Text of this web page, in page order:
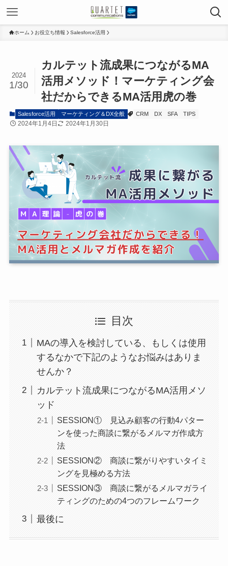
ホーム お役立ち情報 Salesforce活用
カルテット流成果につながるMA
活用メソッド！マーケティング会
社だからできるMA活用虎の巻
2024
1/30
Salesforce活用 マーケティング＆DX全般 CRM DX SFA TIPS
2024年1月4日 2024年1月30日
目次
MAの導入を検討している、もしくは使用
するなかで下記のようなお悩みはありま
せんか？
カルテット流成果につながるMA活用メソ
ッド
SESSION① 見込み顧客の行動4パター
ンを使った商談に繋がるメルマガ作成方
法
SESSION② 商談に繋がりやすいタイミ
ングを見極める方法
SESSION③ 商談に繋がるメルマガライ
ティングのための4つのフレームワーク
最後に